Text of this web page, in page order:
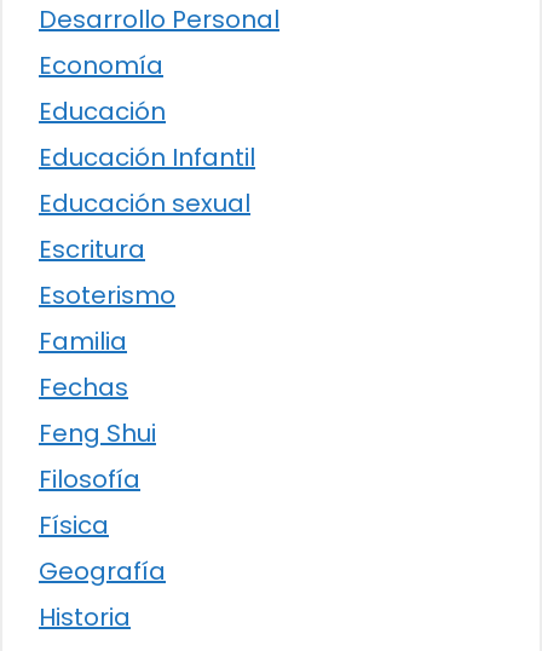
Desarrollo Personal
Economía
Educación
Educación Infantil
Educación sexual
Escritura
Esoterismo
Familia
Fechas
Feng Shui
Filosofía
Física
Geografía
Historia